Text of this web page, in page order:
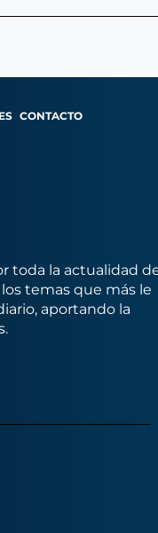
CONTACTO
toda la actualidad
temas que más le
aportando la